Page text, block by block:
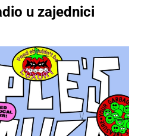
u zajednici